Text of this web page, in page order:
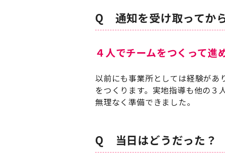
Q 通知を受け取ってか
４人でチームをつくって進
以前にも事業所としては経験が
をつくります。実地指導も他の３
無理なく準備できました。
Q 当日はどうだった？